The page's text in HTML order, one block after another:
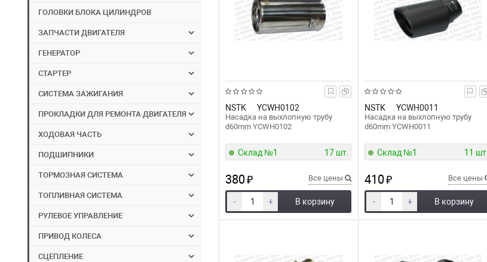
ГОЛОВКИ БЛОКА ЦИЛИНДРОВ
ЗАПЧАСТИ ДВИГАТЕЛЯ
ГЕНЕРАТОР
СТАРТЕР
СИСТЕМА ЗАЖИГАНИЯ
ПРОКЛАДКИ ДЛЯ РЕМОНТА ДВИГАТЕЛЯ
ХОДОВАЯ ЧАСТЬ
ПОДШИПНИКИ
ТОРМОЗНАЯ СИСТЕМА
ТОПЛИВНАЯ СИСТЕМА
РУЛЕВОЕ УПРАВЛЕНИЕ
ПРИВОД КОЛЕСА
СЦЕПЛЕНИЕ
NSTK YCWH0102
Насадка на выхлопную трубу
d60mm YCWH0102
Склад №1 17 шт.
380₽ Все цены
- + В корзину
NSTK YCWH0011
Насадка на выхлопную трубу
d60mm YCWH0011
Склад №1 11 шт.
410₽ Все цены
- + В корзину